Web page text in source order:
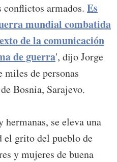
conflictos armados. Es
mundial combatida
de la comunicación
de guerra', dijo Jorge
miles de personas
Bosnia, Sarajevo.
se eleva una
el grito del pueblo de
y mujeres de buena